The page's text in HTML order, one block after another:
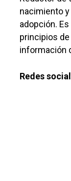
nacimiento
adopción.
principios
información
Redes